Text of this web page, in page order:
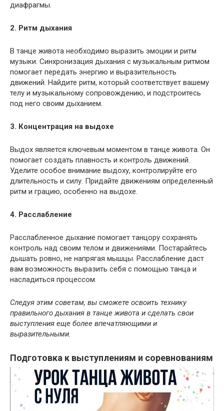
диафрагмы.
2. Ритм дыхания
В танце живота необходимо выразить эмоции и ритм
музыки. Синхронизация дыхания с музыкальным ритмом
помогает передать энергию и выразительность
движений. Найдите ритм, который соответствует вашему
телу и музыкальному сопровождению, и подстроитесь
под него своим дыханием.
3. Концентрация на выдохе
Выдох является ключевым моментом в танце живота. Он
помогает создать плавность и контроль движений.
Уделите особое внимание выдоху, контролируйте его
длительность и силу. Придайте движениям определенный
ритм и грацию, особенно на выдохе.
4. Расслабление
Расслабленное дыхание помогает танцору сохранять
контроль над своим телом и движениями. Постарайтесь
дышать ровно, не напрягая мышцы. Расслабление даст
вам возможность выразить себя с помощью танца и
насладиться процессом.
Следуя этим советам, вы сможете освоить технику
правильного дыхания в танце живота и сделать свои
выступления еще более впечатляющими и
выразительными.
Подготовка к выступлениям и соревнованиям